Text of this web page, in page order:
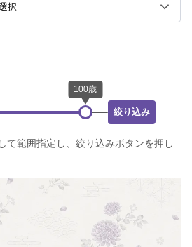
絞り込み
て範囲指定し、絞り込みボタンを押し